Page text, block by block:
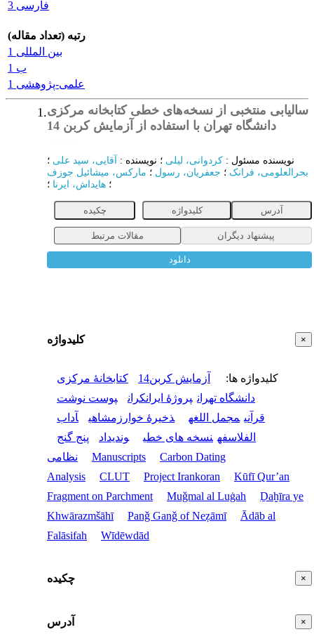
فارسی 3
رتبه (تعداد مقاله)
بین المللی 1
ب 1
علمی-پژوهشی 1
1.سالیابی منتخبی از نسخه‌های خطی کتابخانه مرکزی
دانشگاه تهران با استفاده از آزمایش کربن 14
نویسنده مسئول : کردوانی، لیلی ؛ نویسنده : آقایی، سید علی ؛
بحرالعلومی، فرانک ؛ جعفریان، رسول ؛ مارکس، میشائیل جوزف
؛ هایداش، ایرنا ؛
چکیده کلیدواژه آدرس
مقالات مرتبط پیشنهاد دیگران
دانلود
× کلیدواژه
کلیدواژه ها: آزمایش کربن14
کتابخانۀ مرکزی
دانشگاه تهران پروژۀ ایرانکران
پوست نوشت
قرآنی مجمل اللغه ذخیرۀ خوارزمشاهی
آداب
الفلاسفه نسخه های خطی وندیداد
پنج گنج
نظامی
Manuscripts
Carbon Dating
Analysis
CLUT Project Irankoran
Kūfī Qur’an
Fragment on Parchment
Muǧmal al Luġah
Ḏaḫīra ye
Khwārazmšāhī
Panǧ Ganǧ of Neẓāmī
Ādāb al
Falāsifah
Wīdēwdād
× چکیده
× آدرس